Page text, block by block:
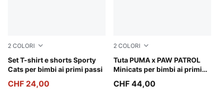
2 COLORI
Set T-shirt e shorts Sporty
Cats per bimbi ai primi passi
For All Time Red
CHF 24,00
2 COLORI
Tuta PUMA x PAW PATROL
Minicats per bimbi ai primi
Blue Jewel
CHF 44,00